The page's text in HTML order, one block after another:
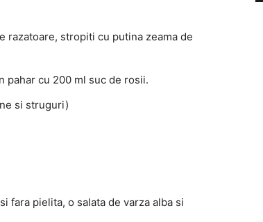
razatoare, stropiti cu putina zeama de
pahar cu 200 ml suc de rosii.
si struguri)
fara pielita, o salata de varza alba si